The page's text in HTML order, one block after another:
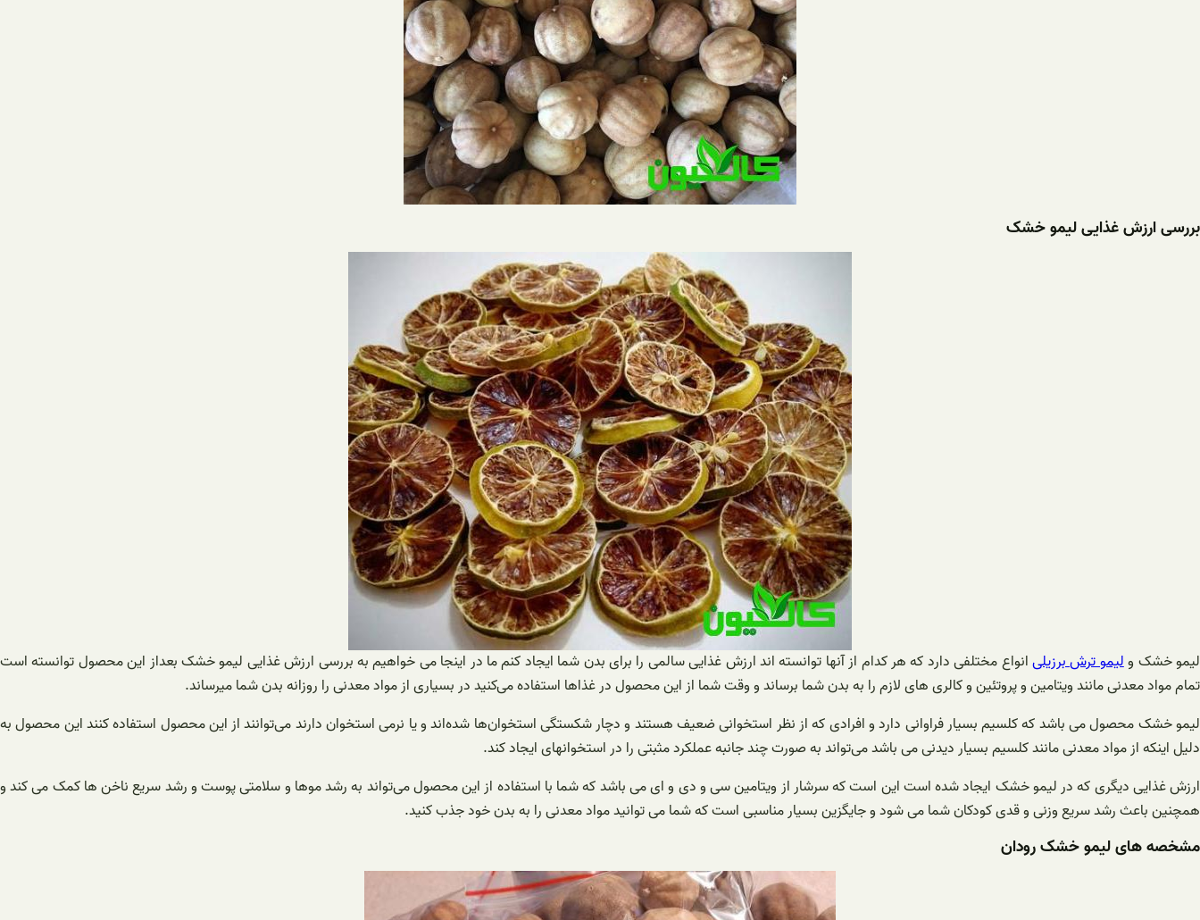
بررسی ارزش غذایی لیمو خشک
لیمو خشک ولیمو ترش برزیلیانواع مختلفی دارد که هر کدام از آنها توانسته اند ارزش غذایی سالمی را برای بدن شما ایجاد کنم ما در اینجا می خواهیم به بررسی ارزش غذایی لیمو خشک بعداز این محصول توانسته است
تمام مواد معدنی مانند ویتامین و پروتئین و کالری های لازم را به بدن شما برساند و وقت شما از این محصول در غذاها استفاده می‌کنید در بسیاری از مواد معدنی را روزانه بدن شما میرساند.
لیمو خشک محصول می باشد که کلسیم بسیار فراوانی دارد و افرادی که از نظر استخوانی ضعیف هستند و دچار شکستگی استخوان‌ها شده‌اند و یا نرمی استخوان دارند می‌توانند از این محصول استفاده کنند این محصول به
دلیل اینکه از مواد معدنی مانند کلسیم بسیار دیدنی می باشد می‌تواند به صورت چند جانبه عملکرد مثبتی را در استخوانهای ایجاد کند.
ارزش غذایی دیگری که در لیمو خشک ایجاد شده است این است که سرشار از ویتامین سی و دی و ای می باشد که شما با استفاده از این محصول می‌تواند به رشد موها و سلامتی پوست و رشد سریع ناخن ها کمک می کند و
همچنین باعث رشد سریع وزنی و قدی کودکان شما می شود و جایگزین بسیار مناسبی است که شما می توانید مواد معدنی را به بدن خود جذب کنید.
مشخصه های لیمو خشک رودان